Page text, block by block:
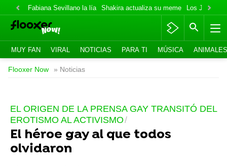
Fabiana Sevillano la lía Shakira actualiza su meme Los Jonas
MUY FAN VIRAL NOTICIAS PARA TI MÚSICA ANIMALES
Flooxer Now » Noticias
EL ORIGEN DE LA PRENSA GAY TRANSITÓ DEL
EROTISMO AL ACTIVISMO
El héroe gay al que todos
olvidaron